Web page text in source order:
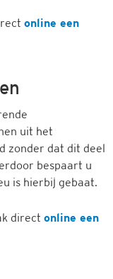
online een
uit het
zonder dat dit deel
bespaart u
is hierbij gebaat.
direct online een